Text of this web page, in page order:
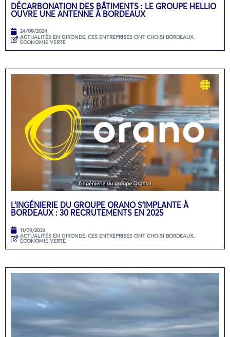
DÉCARBONATION DES BÂTIMENTS : LE GROUPE HELLIO
OUVRE UNE ANTENNE À BORDEAUX
24/09/2024
ACTUALITÉS EN GIRONDE, CES ENTREPRISES ONT CHOISI BORDEAUX,
ÉCONOMIE VERTE
L’INGÉNIERIE DU GROUPE ORANO S’IMPLANTE À
BORDEAUX : 30 RECRUTEMENTS EN 2025
11/09/2024
ACTUALITÉS EN GIRONDE, CES ENTREPRISES ONT CHOISI BORDEAUX,
ÉCONOMIE VERTE